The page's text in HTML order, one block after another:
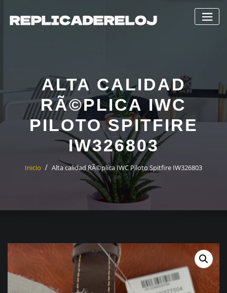
contenido
ALTA CALIDAD
RÃ©PLICA IWC
PILOTO SPITFIRE
IW326803
Inicio Alta calidad RÃ©plica IWC Piloto Spitfire IW326803